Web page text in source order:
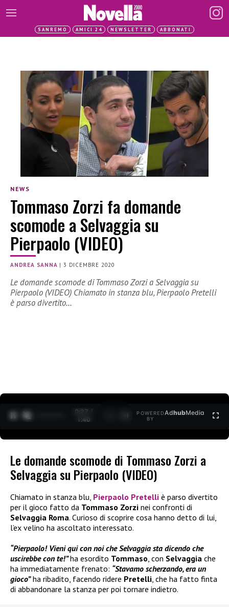
SANREMO AMICI 24 NEWSLETTER ABBONATI
NEWS
Tommaso Zorzi fa domande
scomode a Selvaggia su
Pierpaolo (VIDEO)
ANDREA SANNA |3 DICEMBRE 2020
Le domande scomode di Tommaso Zorzi a Selvaggia su
Pierpaolo (VIDEO) Chiamato in stanza blu, Pierpaolo Pretelli
è parso divertito…
0:27 /
1:40
POWERED
BY
AdhubMedia
Le domande scomode di Tommaso Zorzi a
Selvaggia su Pierpaolo (VIDEO)
Chiamato in stanza blu, Pierpaolo Pretelli è parso divertito
per il gioco fatto da Tommaso Zorzi nei confronti di
Selvaggia Roma. Curioso di scoprire cosa hanno detto di lui,
l’ex velino ha ascoltato interessato.
“Pierpaolo! Vieni qui con noi che Selvaggia sta dicendo che
uscirebbe con te!”ha esordito Tommaso, con Selvaggia che
ha immediatamente frenato: “Stavamo scherzando, era un
gioco”ha ribadito, facendo ridere Pretelli, che ha fatto finta
di abbandonare la stanza per poi tornare indietro.